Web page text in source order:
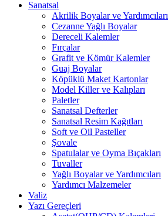
Sanatsal
Akrilik Boyalar ve Yardımcıları
Cezanne Yağlı Boyalar
Dereceli Kalemler
Fırçalar
Grafit ve Kömür Kalemler
Guaj Boyalar
Köpüklü Maket Kartonlar
Model Killer ve Kalıpları
Paletler
Sanatsal Defterler
Sanatsal Resim Kağıtları
Soft ve Oil Pasteller
Şovale
Spatulalar ve Oyma Bıçakları
Tuvaller
Yağlı Boyalar ve Yardımcıları
Yardımcı Malzemeler
Valiz
Yazı Gereçleri